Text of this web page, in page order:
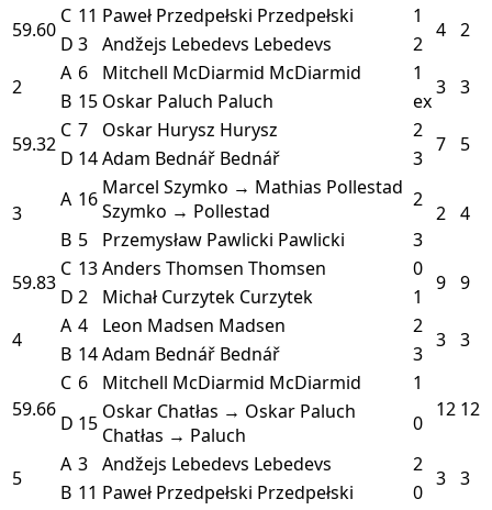
59.60
C 11 Paweł Przedpełski Przedpełski 1
4 2
D 3 Andžejs Lebedevs Lebedevs
2
2
A 6 Mitchell McDiarmid McDiarmid 1
3 3
B 15 Oskar Paluch Paluch
ex
59.32
C 7 Oskar Hurysz Hurysz 2
7 5
D 14Adam Bednář Bednář 3
3
A 16 Marcel Szymko → Mathias Pollestad
Szymko → Pollestad
2
2 4
B 5 Przemysław Pawlicki Pawlicki
3
59.83
C 13Anders Thomsen Thomsen 0
9 9
D 2 Michał Curzytek Curzytek
1
4
A 4 Leon Madsen Madsen 2
3 3
B 14Adam Bednář Bednář 3
59.66
C 6 Mitchell McDiarmid McDiarmid
1
12 12
D 15 Oskar Chatłas → Oskar Paluch
Chatłas → Paluch
0
5
A 3 Andžejs Lebedevs Lebedevs 2
3 3
B 11 Paweł Przedpełski Przedpełski
0